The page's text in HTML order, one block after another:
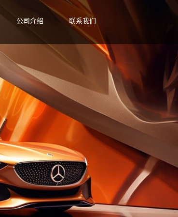
公司介绍 联系我们